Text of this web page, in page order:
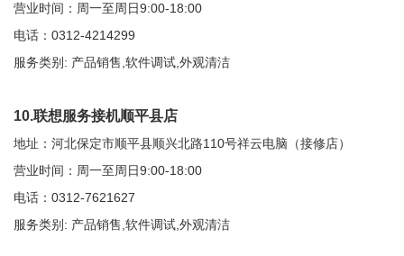
营业时间：周一至周日9:00-18:00
电话：0312-4214299
服务类别: 产品销售,软件调试,外观清洁
10.联想服务接机顺平县店
地址：河北保定市顺平县顺兴北路110号祥云电脑（接修店）
营业时间：周一至周日9:00-18:00
电话：0312-7621627
服务类别: 产品销售,软件调试,外观清洁